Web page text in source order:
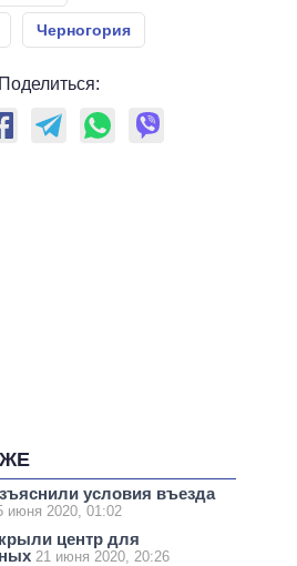
Черногория
Поделиться:
условия въезда
июня 2020, 01:02
центр для
21 июня 2020, 20:26